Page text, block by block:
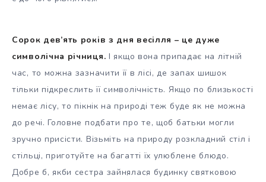
Сорок дев’ять років з дня весілля – це дуже
символічна річниця. І якщо вона припадає на літній
час, то можна зазначити її в лісі, де запах шишок
тільки підкреслить її символічність. Якщо по близькості
немає лісу, то пікнік на природі теж буде як не можна
до речі. Головне подбати про те, щоб батьки могли
зручно присісти. Візьміть на природу розкладний стіл і
стільці, приготуйте на багатті їх улюблене блюдо.
Добре б, якби сестра зайнялася будинку святковою